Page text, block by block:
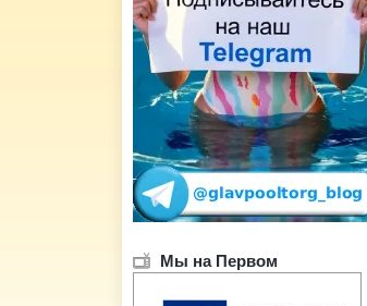
Мы на Первом